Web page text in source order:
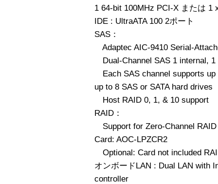
1 64-bit 100MHz PCI-X または 1
IDE : UltraATA 100 2ポート
SAS：
Adaptec AIC-9410 Serial-
Dual-Channel SAS 1 internal, 1
Each SAS channel supports
up to 8 SAS or SATA hard drives
Host RAID 0, 1, & 10 support
RAID：
Support for Zero-Channel
Card: AOC-LPZCR2
Optional: Card not included
オンボードLAN : Dual LAN with
controller